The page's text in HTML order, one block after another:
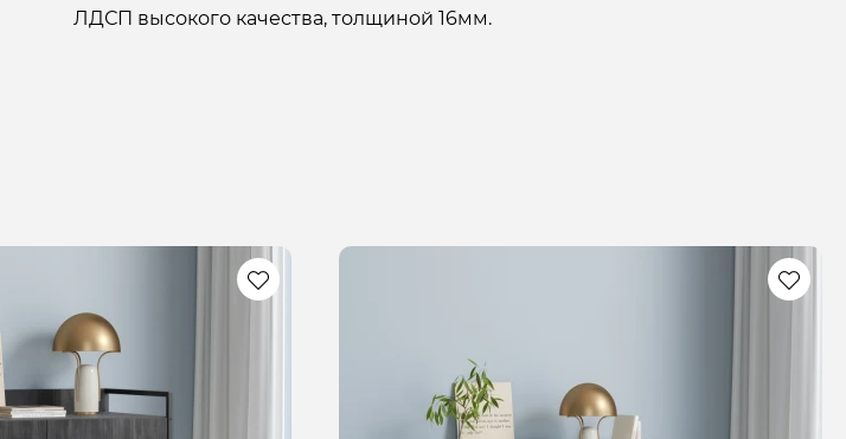
ЛДСП высокого качества, толщиной 16мм.